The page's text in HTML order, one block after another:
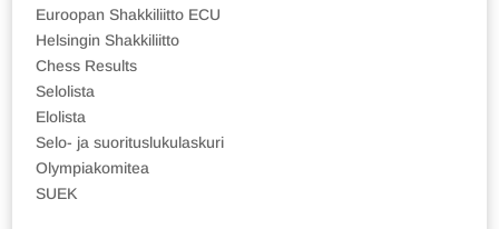
Euroopan Shakkiliitto ECU
Helsingin Shakkiliitto
Chess Results
Selolista
Elolista
Selo- ja suorituslukulaskuri
Olympiakomitea
SUEK